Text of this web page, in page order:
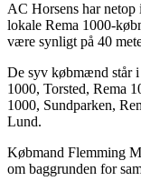
AC Horsens har netop
lokale Rema 1000-
være synligt på 40
De syv købmænd står
1000, Torsted, Rema
1000, Sundparken,
Lund.
Købmand Flemming
om baggrunden for